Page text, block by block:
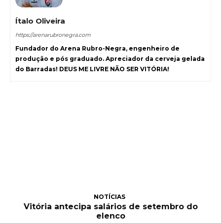
Ítalo Oliveira
https://arenarubronegra.com
Fundador do Arena Rubro-Negra, engenheiro de
produção e pós graduado. Apreciador da cerveja gelada
do Barradas! DEUS ME LIVRE NÃO SER VITÓRIA!
NOTÍCIAS
Vitória antecipa salários de setembro do
elenco